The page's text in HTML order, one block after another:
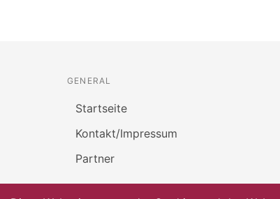
GENERAL
Startseite
Kontakt/Impressum
Partner